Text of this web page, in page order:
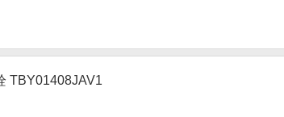
TBY01408JAV1